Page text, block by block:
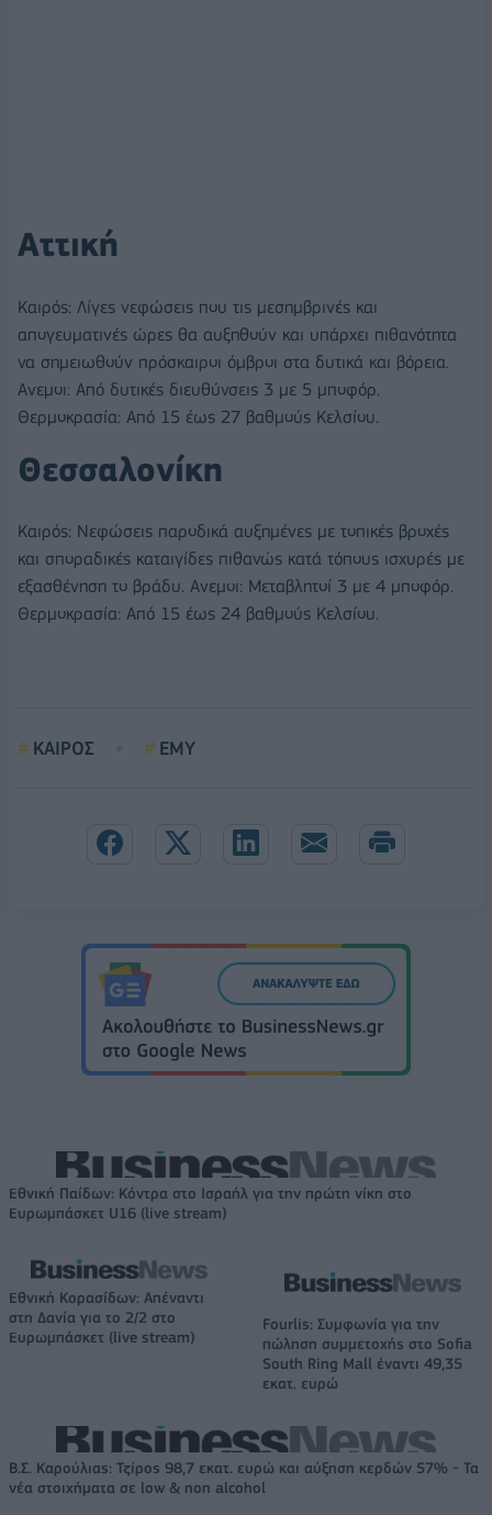
Αττική
Καιρός: Λίγες νεφώσεις που τις μεσημβρινές και
απογευματινές ώρες θα αυξηθούν και υπάρχει πιθανότητα
να σημειωθούν πρόσκαιροι όμβροι στα δυτικά και βόρεια.
Ανεμοι: Από δυτικές διευθύνσεις 3 με 5 μποφόρ.
Θερμοκρασία: Από 15 έως 27 βαθμούς Κελσίου.
Θεσσαλονίκη
Καιρός: Νεφώσεις παροδικά αυξημένες με τοπικές βροχές
και σποραδικές καταιγίδες πιθανώς κατά τόπους ισχυρές με
εξασθένηση το βράδυ. Ανεμοι: Μεταβλητοί 3 με 4 μποφόρ.
Θερμοκρασία: Από 15 έως 24 βαθμούς Κελσίου.
ΚΑΙΡΟΣ ΕΜΥ
Εθνική Παίδων: Κόντρα στο Ισραήλ για την πρώτη νίκη στο
Ευρωμπάσκετ U16 (live stream)
Εθνική Κορασίδων: Απέναντι
στη Δανία για το 2/2 στο
Ευρωμπάσκετ (live stream)
Fourlis: Συμφωνία για την
πώληση συμμετοχής στο Sofia
South Ring Mall έναντι 49,35
εκατ. ευρώ
Β.Σ. Καρούλιας: Τζίρος 98,7 εκατ. ευρώ και αύξηση κερδών 57% - Τα
νέα στοιχήματα σε low & non alcohol